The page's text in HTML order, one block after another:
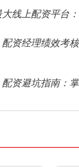
线上配资平台
资经理绩效考
资避坑指南：